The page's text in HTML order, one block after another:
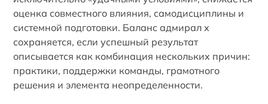
оценка совместного влияния, самодисциплины и
системной подготовки. Баланс адмирал х
сохраняется, если успешный результат
описывается как комбинация нескольких причин:
практики, поддержки команды, грамотного
решения и элемента неопределенности.